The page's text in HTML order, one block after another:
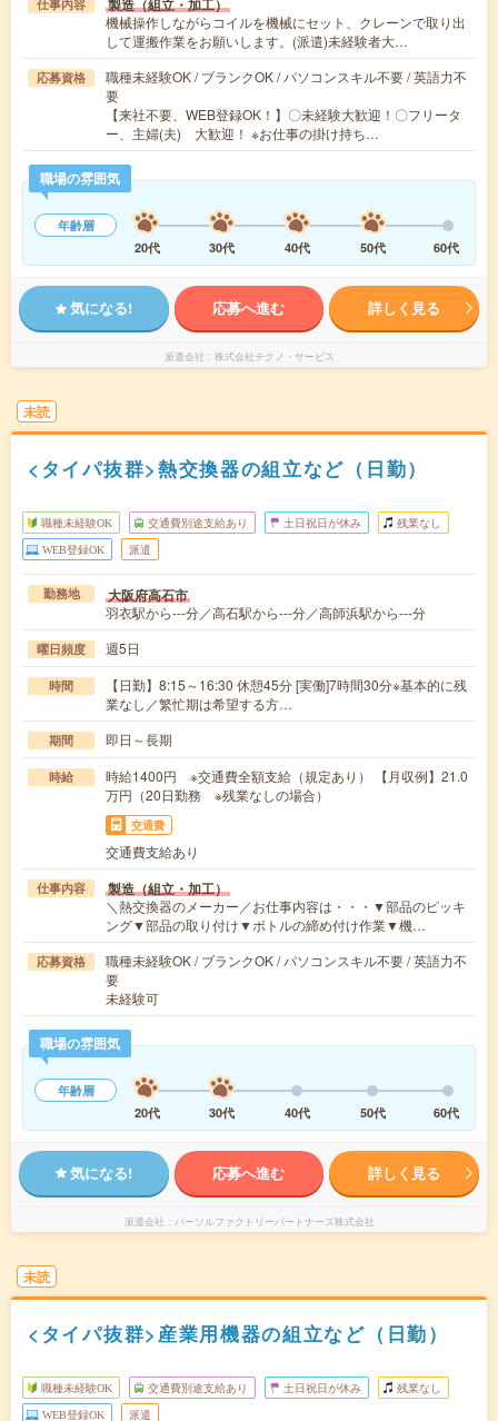
仕事内容 製造（組立・加工）
機械操作しながらコイルを機械にセット、クレーンで取り出
して運搬作業をお願いします。(派遣)未経験者大…
応募資格
職種未経験OK / ブランクOK / パソコンスキル不要 / 英語力不
要
【来社不要、WEB登録OK！】〇未経験大歓迎！〇フリータ
ー、主婦(夫) 大歓迎！ ※お仕事の掛け持ち…
職場の雰囲気
年齢層
20代
30代 40代 50代 60代
気になる! 応募へ進む 詳しく見る
派遣会社 株式会社テクノ・サービス
未読
<タイパ抜群>熱交換器の組立など（日勤）
職種未経験OK 交通費別途支給あり 土日祝日が休み 残業なし
WEB登録OK 派遣
勤務地 大阪府高石市
羽衣駅から---分／高石駅から---分／高師浜駅から---分
曜日頻度 週5日
時間
【日勤】8:15～16:30 休憩45分 [実働]7時間30分※基本的に残
業なし／繁忙期は希望する方…
期間 即日～長期
時給
時給1400円 ※交通費全額支給（規定あり） 【月収例】21.0
万円（20日勤務 ※残業なしの場合）
交通費
交通費支給あり
仕事内容 製造（組立・加工）
＼熱交換器のメーカー／お仕事内容は・・・▼部品のピッキ
ング▼部品の取り付け▼ボトルの締め付け作業▼機…
応募資格
職種未経験OK / ブランクOK / パソコンスキル不要 / 英語力不
要
未経験可
職場の雰囲気
年齢層
20代
30代 40代 50代 60代
気になる! 応募へ進む 詳しく見る
派遣会社 パーソルファクトリーパートナーズ株式会社
未読
<タイパ抜群>産業用機器の組立など（日勤）
職種未経験OK 交通費別途支給あり 土日祝日が休み 残業なし
WEB登録OK 派遣